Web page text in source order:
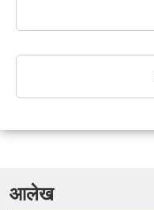
आलेख